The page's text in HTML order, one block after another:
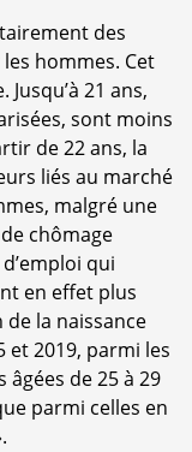
des
hommes. Cet
21 ans,
sont moins
de 22 ans, la
liés au marché
malgré une
chômage
qui
en effet plus
la naissance
et 2019, parmi les
âgées de 25 à 29
parmi celles en